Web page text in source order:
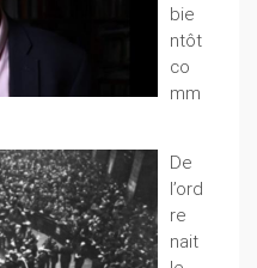
bie
ntôt
co
mm
De
l’ord
re
nait